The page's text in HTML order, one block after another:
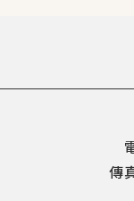
傳